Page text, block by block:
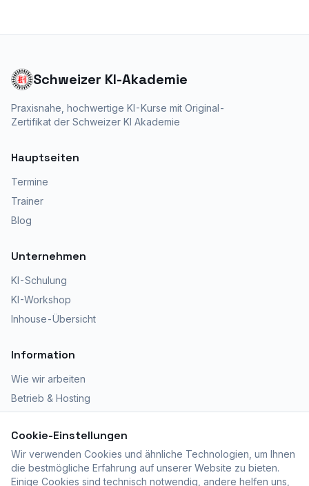
Cookie-Einstellungen
Wir verwenden Cookies und ähnliche Technologien, um Ihnen
die bestmögliche Erfahrung auf unserer Website zu bieten.
Einige Cookies sind technisch notwendig, andere helfen uns,
Schweizer KI-Akademie
Praxisnahe, hochwertige KI-Kurse mit Original-
Zertifikat der Schweizer KI Akademie
Hauptseiten
Termine
Trainer
Blog
Unternehmen
KI-Schulung
KI-Workshop
Inhouse-Übersicht
Information
Wie wir arbeiten
Betrieb & Hosting
Zertifizierte Ausbildung
Fragen? 052 366 12 39